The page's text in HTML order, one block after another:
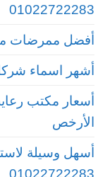
01022722283
أفضل ممرضات
أشهر اسماء
الأرخص
أسهل وسيلة
01022722283